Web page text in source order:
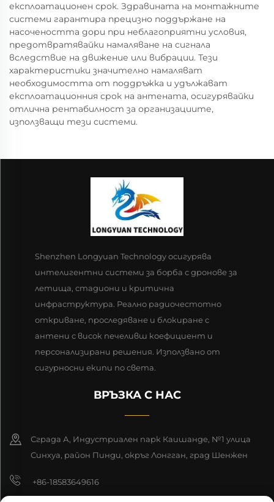
експлоатационен срок. Здравината на монтажните
системи гарантира прецизно поддържане на
насочеността дори при неблагоприятни условия,
предотвратявайки намаляване на сигнала
вследствие на движение или вибрации. Тези
характеристики значително намаляват
необходимостта от поддръжка и удължават
експлоатационния срок на антената, осигурявайки
отлична рентабилност за организациите,
използващи тези системи.
Shenzhen Longyuan Technology осигурява
интелигентни системи за борба с дронове за
летища, стадиони и критична
инфраструктура. Реално радиочестотно
откриване, проследяване и блокиране с
антени с висок печеливш коефициент и
персонализирани решения. Използвано от
сигурносни екипи по света.
ВРЪЗКА С НАС
Сграда А, Индустриален парк Каишанде, №1 улица
Синхуа, район Пинди, окръг Лонгган, град Шенжен
+86-18583649616